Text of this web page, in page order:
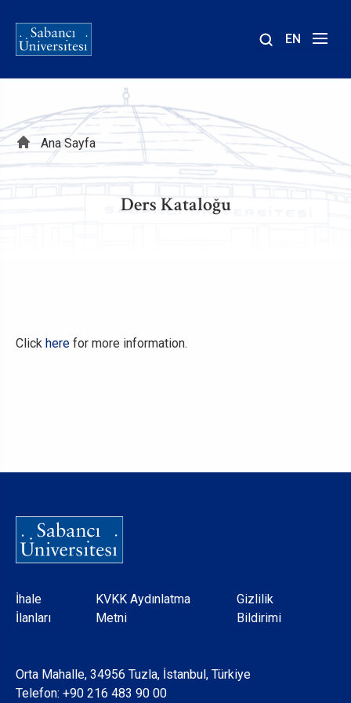
EN
Sayfa
yolu
Ana Sayfa
Ders Kataloğu
Click here for more information.
Dipnot
İhale
İlanları
KVKK Aydınlatma
Metni
Gizlilik
Bildirimi
Orta Mahalle, 34956 Tuzla, İstanbul, Türkiye
Telefon: +90 216 483 90 00